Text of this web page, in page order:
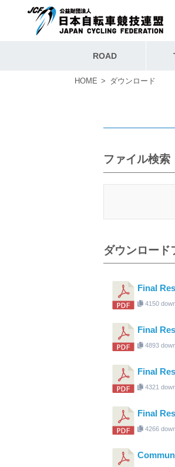
ROAD
HOME ダウンロード
ファイル検索
ダウンロード
Final
4150
Final
4893
Final
4321
Final
4266